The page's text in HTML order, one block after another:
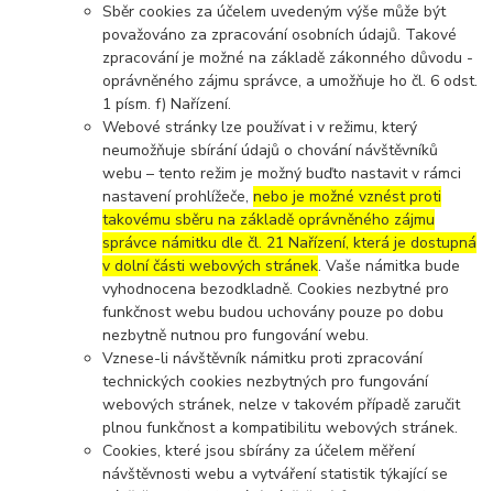
Sběr cookies za účelem uvedeným výše může být
považováno za zpracování osobních údajů. Takové
zpracování je možné na základě zákonného důvodu -
oprávněného zájmu správce, a umožňuje ho čl. 6 odst.
1 písm. f) Nařízení.
Webové stránky lze používat i v režimu, který
neumožňuje sbírání údajů o chování návštěvníků
webu – tento režim je možný buďto nastavit v rámci
nastavení prohlížeče,nebo je možné vznést proti
takovému sběru na základě oprávněného zájmu
správce námitku dle čl. 21 Nařízení, která je dostupná
v dolní části webových stránek. Vaše námitka bude
vyhodnocena bezodkladně. Cookies nezbytné pro
funkčnost webu budou uchovány pouze po dobu
nezbytně nutnou pro fungování webu.
Vznese-li návštěvník námitku proti zpracování
technických cookies nezbytných pro fungování
webových stránek, nelze v takovém případě zaručit
plnou funkčnost a kompatibilitu webových stránek.
Cookies, které jsou sbírány za účelem měření
návštěvnosti webu a vytváření statistik týkající se